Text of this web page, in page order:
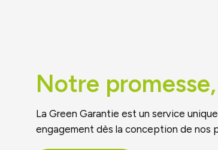
Notre
La Green Garantie est un service
engagement dès la conception de nos